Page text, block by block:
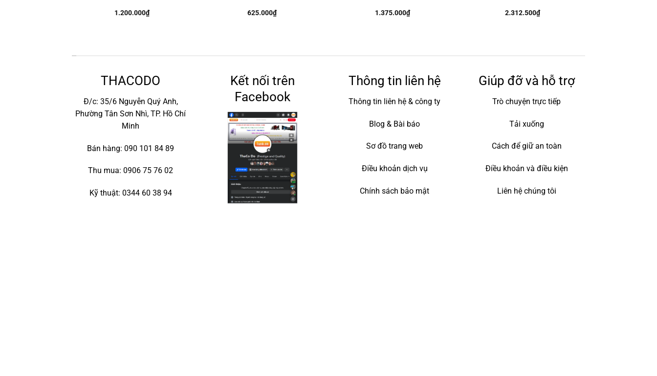
1.200.000₫ 625.000₫ 1.375.000₫ 2.312.500₫
THACODO
Đ/c: 35/6 Nguyễn Quý Anh,
Phường Tân Sơn Nhì, TP. Hồ Chí
Minh
Bán hàng: 090 101 84 89
Thu mua: 0906 75 76 02
Kỹ thuật: 0344 60 38 94
Kết nối trên
Facebook
Thông tin liên hệ
Thông tin liên hệ & công ty
Blog & Bài báo
Sơ đồ trang web
Điều khoản dịch vụ
Chính sách bảo mật
Giúp đỡ và hỗ trợ
Trò chuyện trực tiếp
Tải xuống
Cách để giữ an toàn
Điều khoản và điều kiện
Liên hệ chúng tôi